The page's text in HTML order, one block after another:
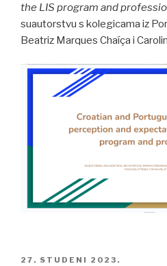
the LIS program and
suautorstvu s kolegicama iz
Beatriz Marques Chaíça i
POSTED
27. STUDENI 2023.